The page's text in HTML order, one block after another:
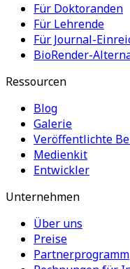
Für Doktoranden
Für Lehrende
Für Journal-
BioRender-
Ressourcen
Blog
Galerie
Veröffentlichte
Medienkit
Entwickler
Unternehmen
Über uns
Preise
Partnerprogramm